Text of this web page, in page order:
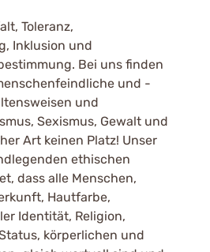
Toleranz,
Inklusion und
Bei uns finden
und -
und
Sexismus, Gewalt und
Art keinen Platz! Unser
ethischen
dass alle Menschen,
Hautfarbe,
Identität, Religion,
körperlichen und